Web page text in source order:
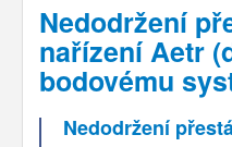
Nedodržení
nařízení Aetr
bodovému
Nedodržení